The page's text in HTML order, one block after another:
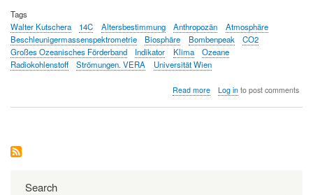
Tags
Walter Kutschera
14C Altersbestimmung Anthropozän
Atmosphäre
Beschleunigermassenspektrometrie
Biosphäre Bombenpeak
CO2
Großes Ozeanisches Förderband
Indikator Klima
Ozeane
Radiokohlenstoff
Strömungen. VERA Universität Wien
Read moreabout
Log into post comments
Search